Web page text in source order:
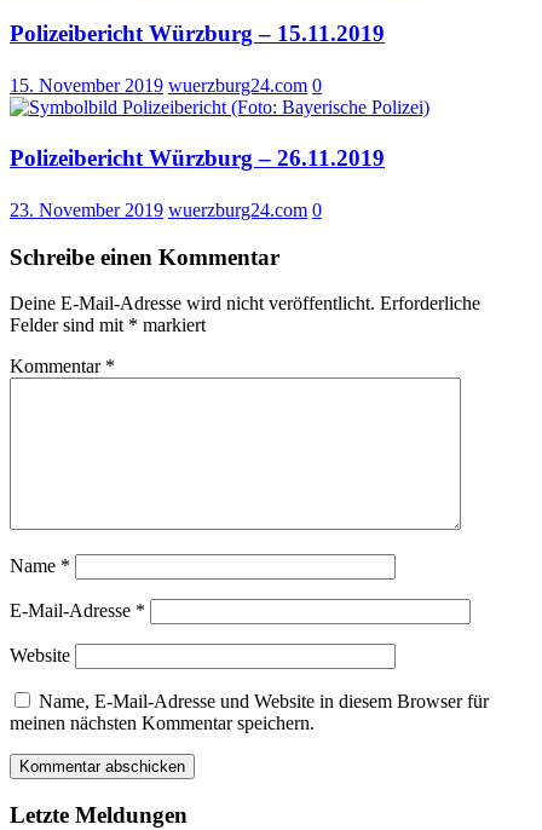
Polizeibericht Würzburg – 15.11.2019
15. November 2019 wuerzburg24.com 0
Polizeibericht Würzburg – 26.11.2019
23. November 2019 wuerzburg24.com 0
Schreibe einen Kommentar
Deine E-Mail-Adresse wird nicht veröffentlicht. Erforderliche
Felder sind mit * markiert
Kommentar *
Name *
E-Mail-Adresse *
Website
Name, E-Mail-Adresse und Website in diesem Browser für
meinen nächsten Kommentar speichern.
Letzte Meldungen